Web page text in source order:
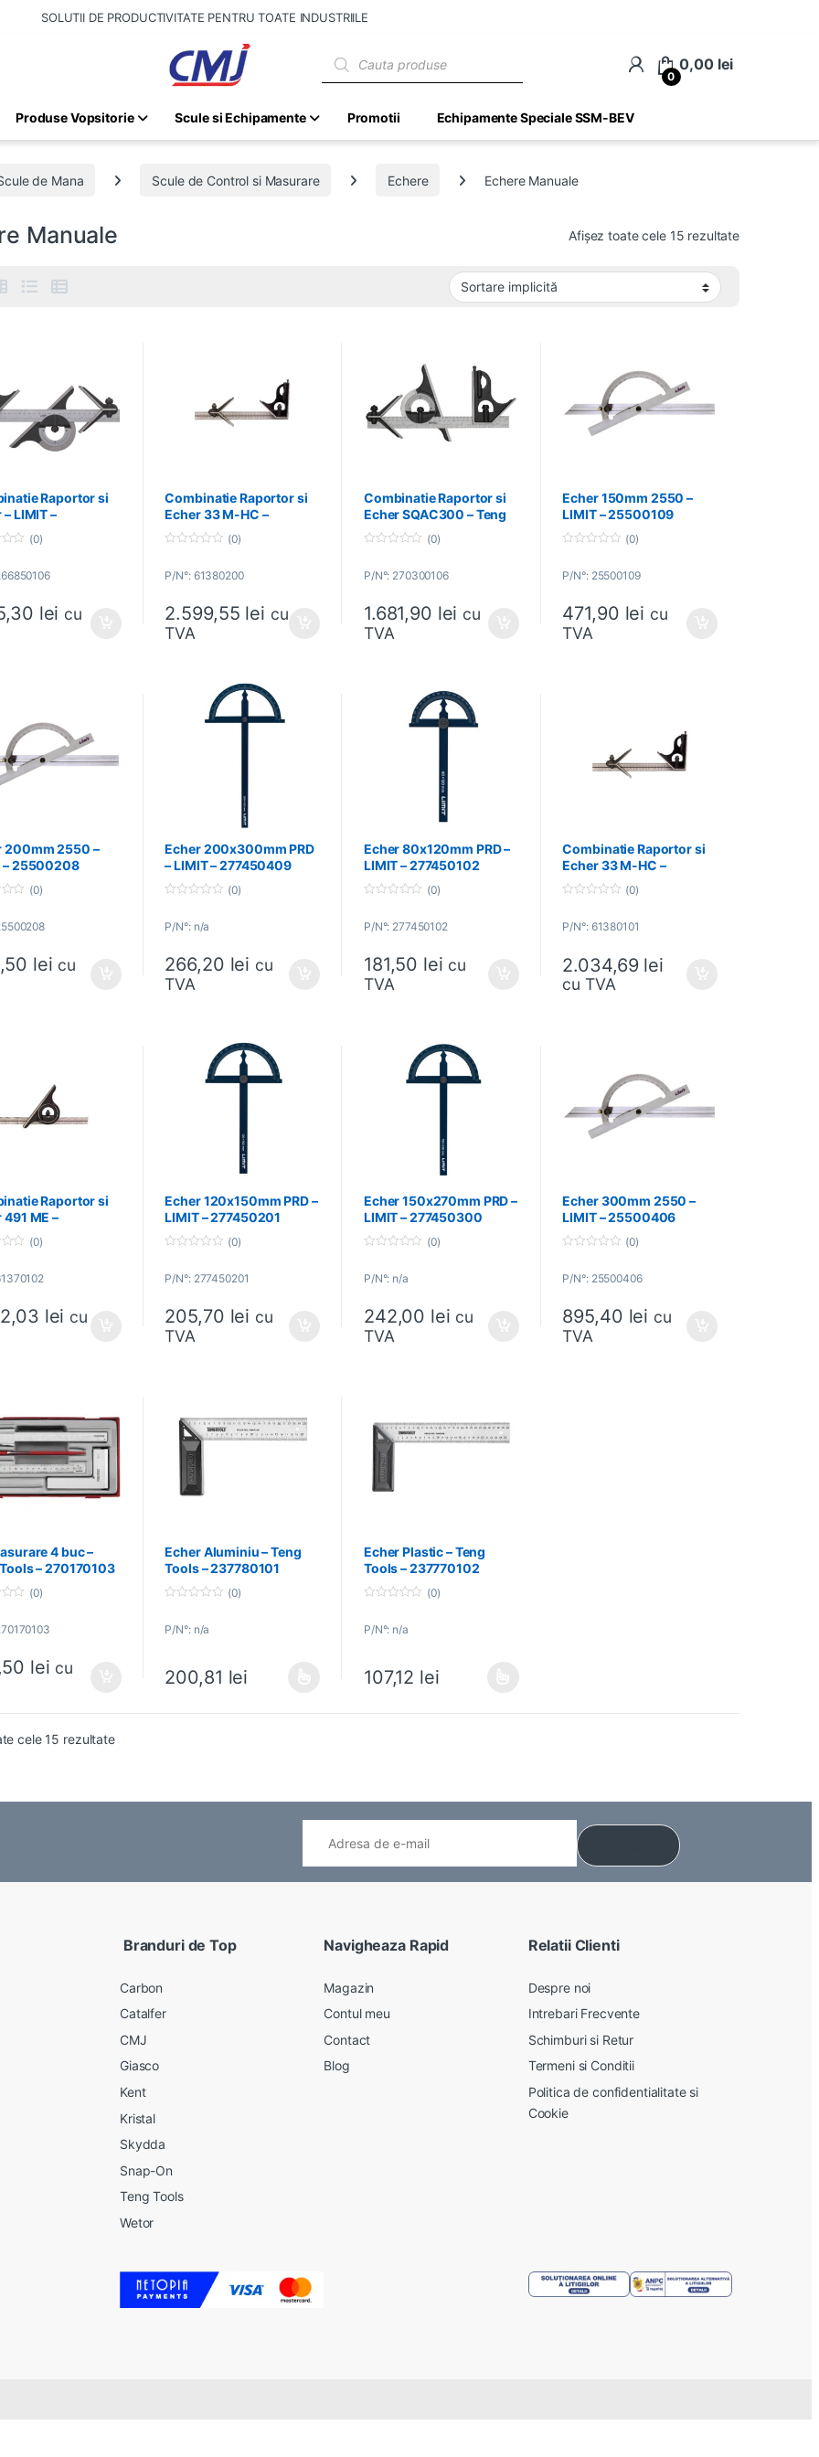
SOLUTII DE PRODUCTIVITATE PENTRU TOATE INDUSTRIILE
0
0,00 lei
Produse Vopsitorie Scule si Echipamente Promotii Echipamente Speciale SSM-BEV
de Mana Scule de Control si Masurare Echere Echere Manuale
Manuale Afișez toate cele 15 rezultate
Raportor si
LIMIT –
(0)
lei cu
Combinatie Raportor si
Echer 33 M-HC –
STARRETT – 61380200
u
f
5
(0)
P/N°: 61380200
2.599,55 lei cu
TVA
Combinatie Raportor si
Echer SQAC300 – Teng
Tools – 270300106
u
f
5
(0)
P/N°: 270300106
1.681,90 lei cu
TVA
Echer 150mm 2550 –
LIMIT – 25500109
u
f
5
(0)
P/N°: 25500109
471,90 lei cu
TVA
200mm 2550 –
– 25500208
(0)
lei cu
Echer 200x300mm PRD
– LIMIT – 277450409
u
f
5
(0)
P/N°: n/a
266,20 lei cu
TVA
Echer 80x120mm PRD –
LIMIT – 277450102
u
f
5
(0)
P/N°: 277450102
181,50 lei cu
TVA
Combinatie Raportor si
Echer 33 M-HC –
STARRETT – 61380101
u
f
5
(0)
P/N°: 61380101
2.034,69 lei
cu TVA
Raportor si
491 ME –
– 61370102
(0)
lei cu
Echer 120x150mm PRD –
LIMIT – 277450201
u
f
5
(0)
P/N°: 277450201
205,70 lei cu
TVA
Echer 150x270mm PRD –
LIMIT – 277450300
u
f
5
(0)
P/N°: n/a
242,00 lei cu
TVA
Echer 300mm 2550 –
LIMIT – 25500406
u
f
5
(0)
P/N°: 25500406
895,40 lei cu
TVA
4 buc –
– 270170103
(0)
lei cu
Echer Aluminiu – Teng
Tools – 237780101
u
5
(0)
P/N°: n/a
200,81 lei
Acest produs are mai multe variații. Opțiunile pot fi alese în pagina produsului.
Echer Plastic – Teng
Tools – 237770102
u
5
(0)
P/N°: n/a
107,12 lei
Acest produs are mai multe variații. Opțiunile pot fi alese în pagina produsului.
cele 15 rezultate
Branduri de Top
Carbon
Catalfer
CMJ
Giasco
Kent
Kristal
Skydda
Snap-On
Teng Tools
Wetor
Navigheaza Rapid
Magazin
Contul meu
Contact
Blog
Relatii Clienti
Despre noi
Intrebari Frecvente
Schimburi si Retur
Termeni si Conditii
Politica de confidentialitate si
Cookie